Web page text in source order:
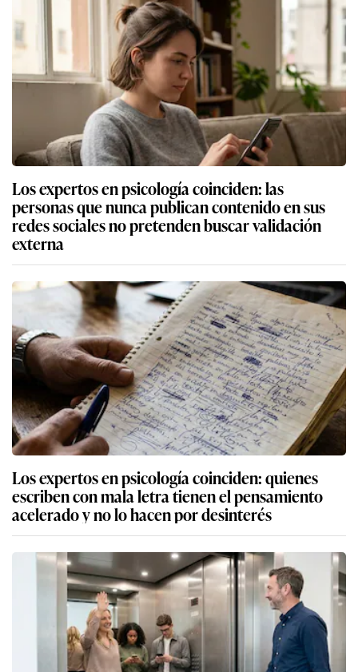
Los expertos en psicología coinciden: las
personas que nunca publican contenido en sus
redes sociales no pretenden buscar validación
Los expertos en psicología coinciden: quienes
escriben con mala letra tienen el pensamiento
acelerado y no lo hacen por desinterés
Los expertos en psicología coinciden: quienes
saludan siempre en el ascensor no viven a la
defensiva y tienen apertura social